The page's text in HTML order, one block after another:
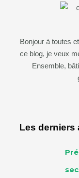
Bonjour à toutes
ce blog, je veux
Ensemble,
Les derniers